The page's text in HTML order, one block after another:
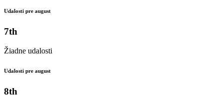
Udalosti pre august
7th
Žiadne udalosti
Udalosti pre august
8th